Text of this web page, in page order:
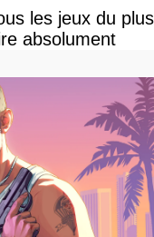
les jeux du plus
absolument